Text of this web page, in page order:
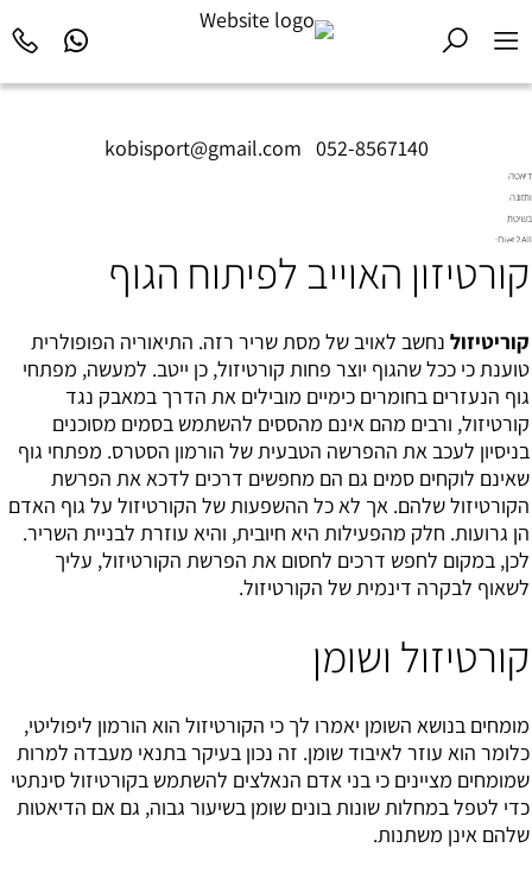
kobisport@gmail.com 052-8567140
דיאטה
ותזונה
בשיטת
Diet2All:
שמאחורי
קורטיזון האוייב לפיתוח הגוף
קוריטיזול נחשב לאויב של מסת שריר רזה. התיאוריה הפופולרית
טוענת כי ככל שהגוף יוצר פחות קורטיזול, כן ייטב. למעשה, מפתחי
גוף הנעזרים בחומרים כימיים מובילים את הדרך במאבק נגד
קורטיזול, ורבים מהם אינם מהססים להשתמש בסמים מסוכנים
בניסיון לעכב את ההפרשה הטבעית של הורמון הסטרס. מפתחי גוף
שאינם לוקחים סמים גם הם מחפשים דרכים לדכא את הפרשת
הקורטיזול שלהם. אך לא כל ההשפעות של הקורטיזול על גוף האדם
הן גרועות. חלק מהפעילות היא חיובית, והיא עוזרת לבניית השריר.
לכן, במקום לחפש דרכים לחסום את הפרשת הקורטיזול, עליך
לשאוף לבקרה דינמית של הקורטיזול.
קורטיזול ושומן
מומחים בנושא השומן יאמרו לך כי הקורטיזול הוא הורמון ליפוליטי,
כלומר הוא עוזר לאיבוד שומן. זה נכון בעיקר בתנאי מעבדה למרות
שמומחים מציינים כי בני אדם הנאלצים להשתמש בקורטיזול סינתטי
כדי לטפל במחלות שונות בונים שומן בשיעור גבוה, גם אם הדיאטות
שלהם אינן משתנות.